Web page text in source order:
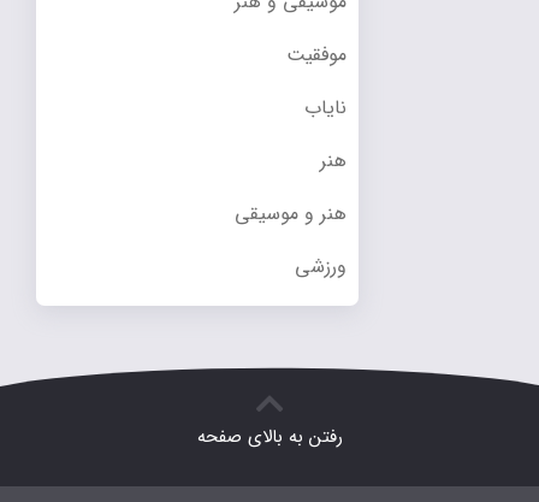
موفقیت
نایاب
هنر
هنر و موسیقی
ورزشی
رفتن به بالای صفحه